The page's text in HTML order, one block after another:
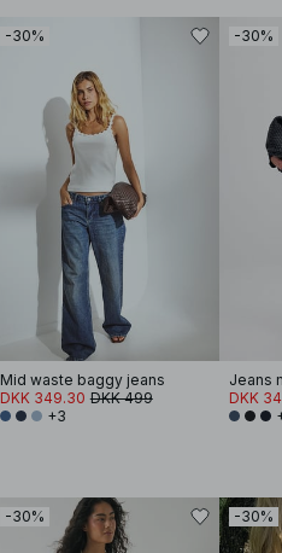
-30%
Mid waste baggy jeans
DKK 349.30 DKK 499
+3
-30%
Jeans
DKK
-30% -30%